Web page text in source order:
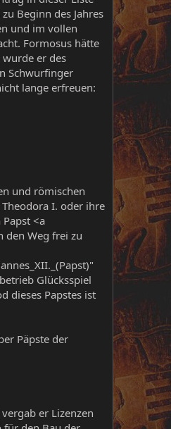
Beginn des Jahres
und im vollen
Formosus hätte
er des
Schwurfinger
lange erfreuen:
und römischen
I. oder ihre
<a
den Weg frei zu
Glücksspiel
dieses Papstes ist
Päpste der
er Lizenzen